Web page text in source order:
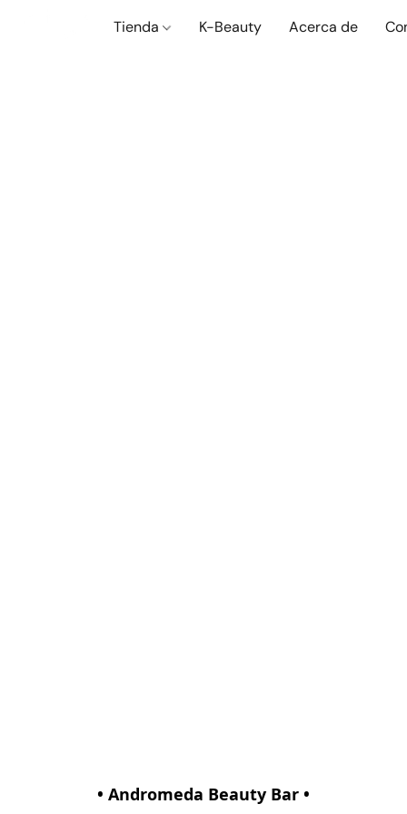
Tienda K-Beauty Acerca de
• Andromeda Beauty Bar •